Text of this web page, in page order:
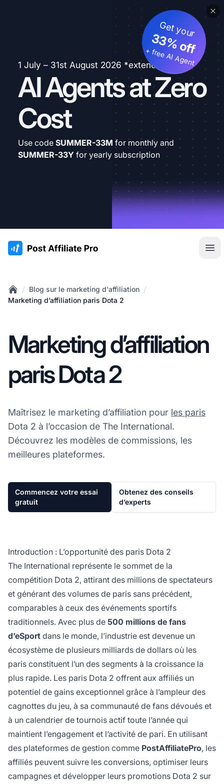
1 July – 31st August 2026 *extended
AI Agents at Zero
Cost
Get your
33% off
+ free AI Agent
Use code SUMMER-33M for monthly and
SUMMER-33Y for yearly subscription
:site.title
Home
/ Blog sur le marketing d'affiliation /
Marketing d’affiliation paris Dota 2
Marketing d’affiliation
paris Dota 2
Maîtrisez le marketing d’affiliation pour les paris
Dota 2 à l’occasion de The International.
Découvrez les modèles de commissions, les
meilleures plateformes.
Commencez votre essai
gratuit
Obtenez des conseils
d’experts
Introduction : L’opportunité des paris Dota 2
The International représente le sommet de la
compétition Dota 2, attirant des millions de spectateurs
et générant des volumes de paris sans précédent,
comparables à ceux des événements sportifs
traditionnels. Avec plus de 500 millions de fans
d’eSport dans le monde, l’industrie est devenue un
écosystème de plusieurs milliards de dollars où les
paris constituent l’un des segments à la croissance la
plus rapide. Les paris Dota 2 offrent aux affiliés un
potentiel de gains exceptionnel grâce à l’ampleur des
cagnottes du jeu, à sa communauté de fans dévoués et
à un calendrier de tournois actif toute l’année qui
maintient l’engagement et l’activité de pari. En utilisant
des plateformes de gestion comme PostAffiliatePro, les
affiliés peuvent suivre les conversions, optimiser leurs
campagnes et développer leurs promotions Dota 2 sur